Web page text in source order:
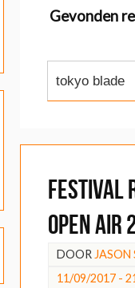
Gevonden
Open Air
DOORJASON
11/09/2017 -